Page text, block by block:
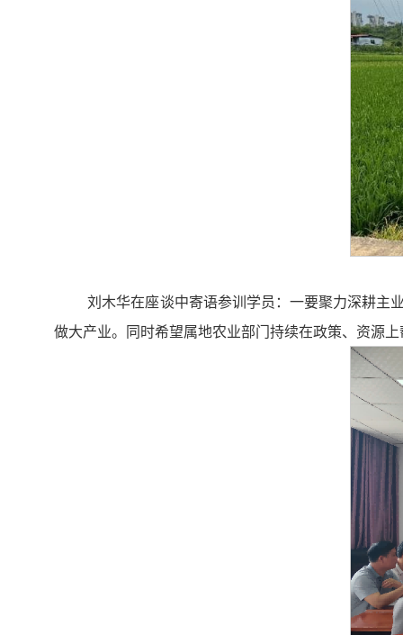
刘木华在座谈中寄语参训学员：一要聚力深耕主
做大产业。同时希望属地农业部门持续在政策、资源上